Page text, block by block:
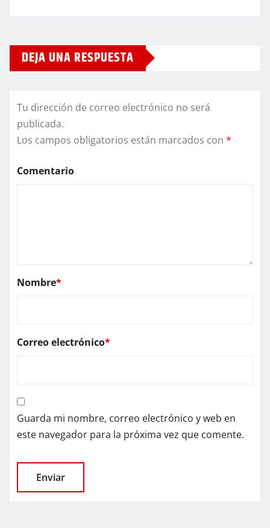
DEJA UNA RESPUESTA
Tu dirección de correo electrónico no será
publicada.
Los campos obligatorios están marcados con *
Comentario
Nombre*
Correo electrónico*
Guarda mi nombre, correo electrónico y web en
este navegador para la próxima vez que comente.